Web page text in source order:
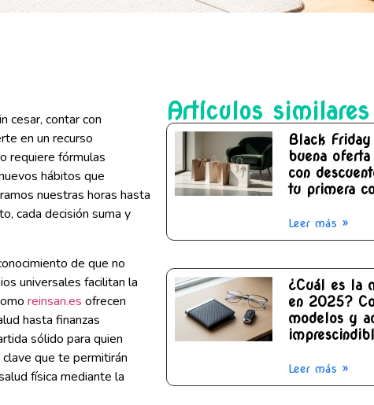
cesar, contar con
en un recurso
requiere fórmulas
hábitos que
nuestras horas hasta
cada decisión suma y
de que no
universales facilitan la
reinsan.es ofrecen
hasta finanzas
sólido para quien
que te permitirán
física mediante la
Artículos similares
Black
buena
con
tu primera
Leer más »
¿Cuál es la
en 2025?
modelos y
Leer más »